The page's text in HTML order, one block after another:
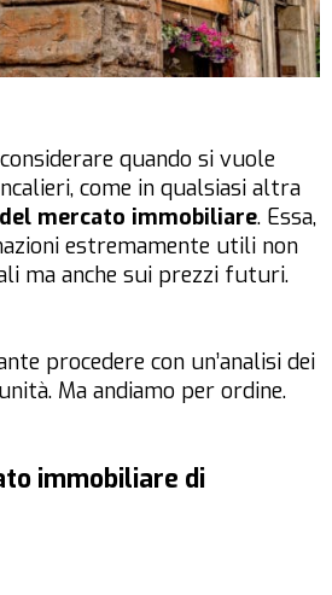
quando si vuole
come in qualsiasi altra
mercato immobiliare. Essa,
estremamente utili non
ma anche sui prezzi futuri.
procedere con un’analisi dei
Ma andiamo per ordine.
immobiliare di